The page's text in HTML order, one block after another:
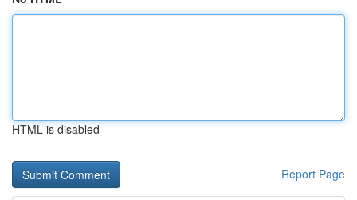
HTML is disabled
Report Page